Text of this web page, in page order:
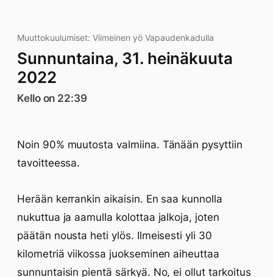
Muuttokuulumiset: Viimeinen yö Vapaudenkadulla
Sunnuntaina, 31. heinäkuuta
2022
Kello on 22:39
Noin 90% muutosta valmiina. Tänään pysyttiin
tavoitteessa.
Herään kerrankin aikaisin. En saa kunnolla
nukuttua ja aamulla kolottaa jalkoja, joten
päätän nousta heti ylös. Ilmeisesti yli 30
kilometriä viikossa juokseminen aiheuttaa
sunnuntaisin pientä särkyä. No, ei ollut tarkoitus